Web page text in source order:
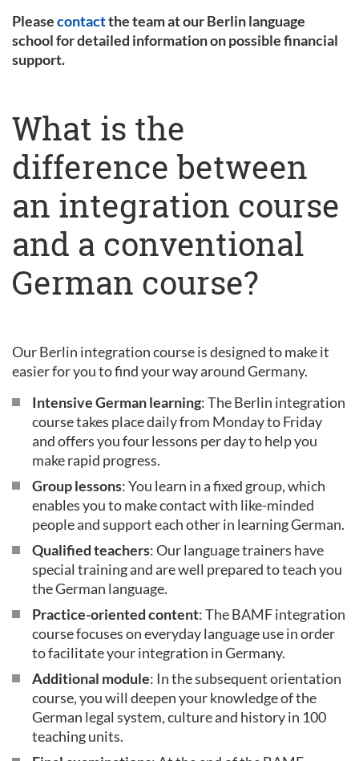
Pleasecontactthe team at our Berlin language
school for detailed information on possible financial
support.
What is the
difference between
an integration course
and a conventional
German course?
Our Berlin integration course is designed to make it
easier for you to find your way around Germany.
Intensive German learning: The Berlin integration
course takes place daily from Monday to Friday
and offers you four lessons per day to help you
make rapid progress.
Group lessons: You learn in a fixed group, which
enables you to make contact with like-minded
people and support each other in learning German.
Qualified teachers: Our language trainers have
special training and are well prepared to teach you
the German language.
Practice-oriented content: The BAMF integration
course focuses on everyday language use in order
to facilitate your integration in Germany.
Additional module: In the subsequent orientation
course, you will deepen your knowledge of the
German legal system, culture and history in 100
teaching units.